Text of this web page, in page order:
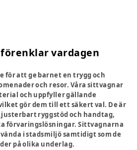
vardagen
för att ge barnet en trygg och
och resor. Våra sittvagnar
och uppfyller gällande
gör dem till ett säkert val. De är
ryggstöd och handtag,
förvaringslösningar. Sittvagnarna
i stadsmiljö samtidigt som de
på olika underlag.